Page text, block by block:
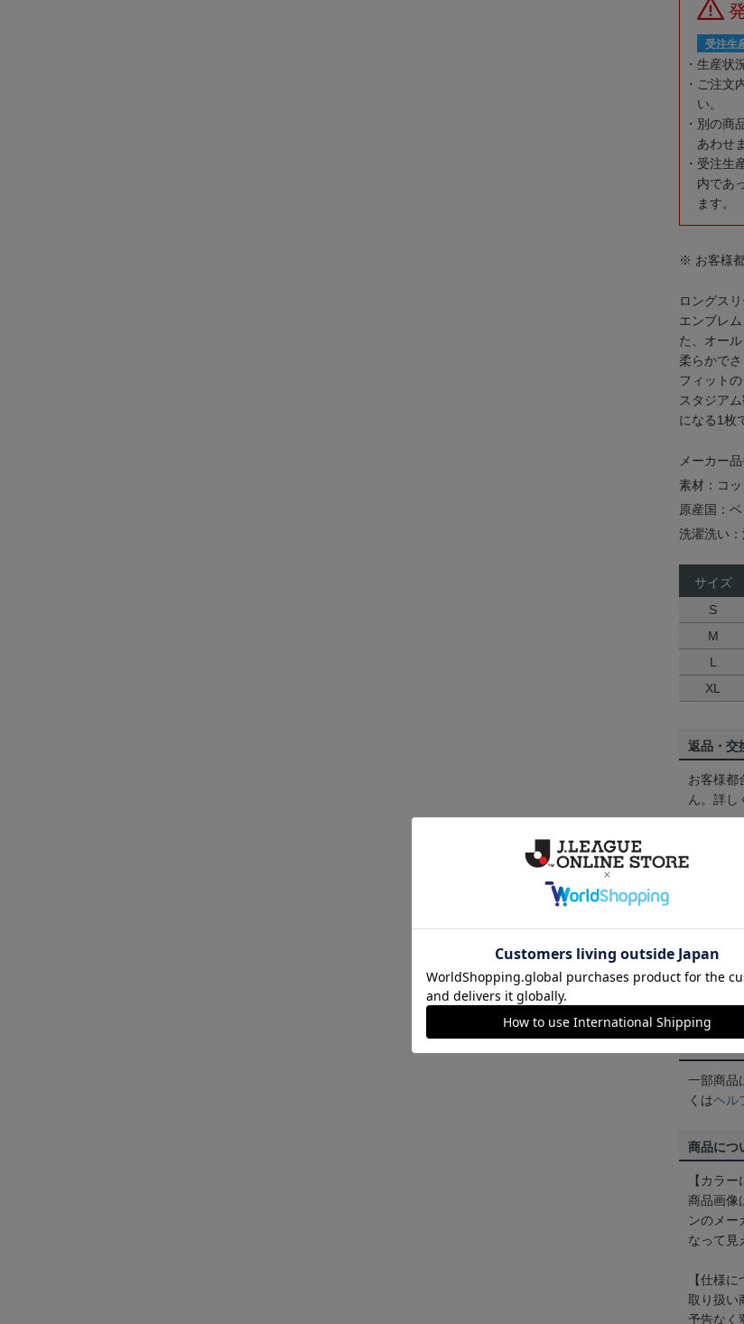
受注生
生産状
ご注文
い。
別の商
あわせ
受注生
内であ
ます。
※ お客様
ロングス
エンブレ
た、オー
柔らかで
フィット
スタジア
になる1枚
メーカー
素材：コ
原産国：
洗濯洗い
サイズ
S
M
L
XL
返品・交
お客様都
ん。詳し
ご注文
買い物
めにご
3,980円
一部商品
くはヘル
商品につ
【カラー
商品画像
ンのメー
なって見
【仕様に
取り扱い
予告なく